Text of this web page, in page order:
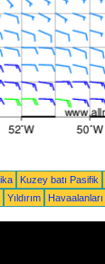
Kuzey batı Pasifik
Yıldırım Havaalanları